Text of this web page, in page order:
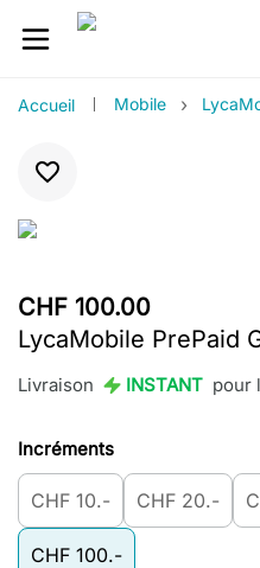
Accueil Mobile ›
CHF 100.00
LycaMobile PrePaid
Livraison INSTANT pour
Incréments
CHF 10.- CHF 20.-
CHF 100.-